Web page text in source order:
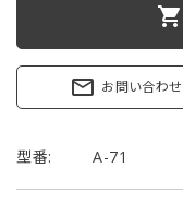
shopping_cart
mail_outline お問い合わせ
型番: A-71